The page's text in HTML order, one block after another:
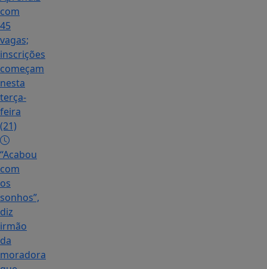
com
45
vagas;
inscrições
começam
nesta
terça-
feira
(21)
“Acabou
com
os
sonhos”,
diz
irmão
da
moradora